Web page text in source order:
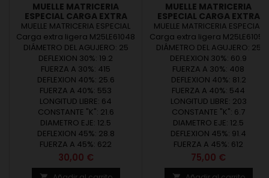
MUELLE MATRICERIA
ESPECIAL CARGA EXTRA
LIGERA M25LE61048
MUELLE MATRICERIA ESPECIAL
Carga extra ligera M25LE61048
DIÁMETRO DEL AGUJERO: 25
DEFLEXION 30%: 19.2
FUERZA A 30%: 415
DEFLEXION 40%: 25.6
FUERZA A 40%: 553
LONGITUD LIBRE: 64
CONSTANTE "K": 21.6
DIAMETRO EJE: 12.5
DEFLEXION 45%: 28.8
FUERZA A 45%: 622
Precio
30,00 €
MUELLE MATRICERIA
ESPECIAL CARGA EXTRA
LIGERA M25LE61057
MUELLE MATRICERIA ESPECIAL
Carga extra ligera M25LE61057
DIÁMETRO DEL AGUJERO: 25
DEFLEXION 30%: 60.9
FUERZA A 30%: 408
DEFLEXION 40%: 81.2
FUERZA A 40%: 544
LONGITUD LIBRE: 203
CONSTANTE "K": 6.7
DIAMETRO EJE: 12.5
DEFLEXION 45%: 91.4
FUERZA A 45%: 612
Precio
75,00 €